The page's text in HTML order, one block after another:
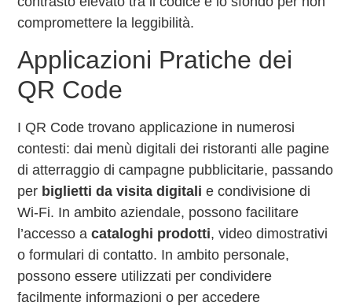
compromettere la leggibilità.
Applicazioni Pratiche dei
QR Code
I QR Code trovano applicazione in numerosi
contesti: dai menù digitali dei ristoranti alle pagine
di atterraggio di campagne pubblicitarie, passando
per biglietti da visita digitali e condivisione di
Wi-Fi. In ambito aziendale, possono facilitare
l’accesso acataloghi prodotti, video dimostrativi
o formulari di contatto. In ambito personale,
possono essere utilizzati per condividere
facilmente informazioni o per accedere